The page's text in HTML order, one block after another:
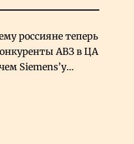
россияне теперь
АВЗ в ЦА
Siemens’у